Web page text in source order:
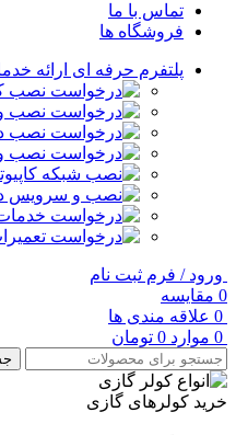
تماس با ما
فروشگاه ها
پلتفرم حرفه ای ارائه
ورود / فرم ثبت نام
0 مقایسه
0 علاقه مندی ها
0 موارد 0 تومان
خرید کولرهای گازی